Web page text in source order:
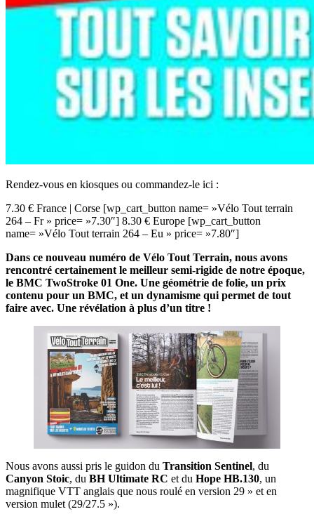
Rendez-vous en kiosques ou commandez-le ici :
7.30 € France | Corse [wp_cart_button name= »Vélo Tout terrain
264 – Fr » price= »7.30″] 8.30 € Europe [wp_cart_button
name= »Vélo Tout terrain 264 – Eu » price= »7.80″]
Dans ce nouveau numéro de Vélo Tout Terrain, nous avons
rencontré certainement le meilleur semi-rigide de notre époque,
le BMC TwoStroke 01 One. Une géométrie de folie, un prix
contenu pour un BMC, et un dynamisme qui permet de tout
faire avec. Une révélation à plus d’un titre !
Nous avons aussi pris le guidon du Transition Sentinel, du
Canyon Stoic, du BH Ultimate RC et du Hope HB.130, un
magnifique VTT anglais que nous roulé en version 29 » et en
version mulet (29/27.5 »).